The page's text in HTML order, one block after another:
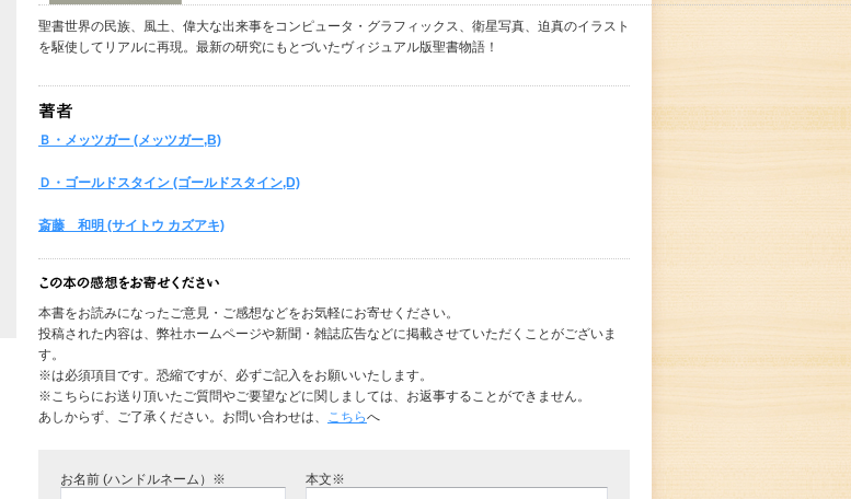
聖書世界の民族、風土、偉大な出来事をコンピュータ・グラフィックス、衛星写真、迫真のイラスト
を駆使してリアルに再現。最新の研究にもとづいたヴィジュアル版聖書物語！
Ｂ・メッツガー (メッツガー,B)
Ｄ・ゴールドスタイン (ゴールドスタイン,D)
斎藤 和明 (サイトウ カズアキ)
本書をお読みになったご意見・ご感想などをお気軽にお寄せください。
投稿された内容は、弊社ホームページや新聞・雑誌広告などに掲載させていただくことがございま
す。
※は必須項目です。恐縮ですが、必ずご記入をお願いいたします。
※こちらにお送り頂いたご質問やご要望などに関しましては、お返事することができません。
あしからず、ご了承ください。お問い合わせは、 こちらへ
お名前 (ハンドルネーム）※ 本文※